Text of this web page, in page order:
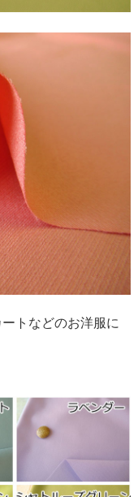
トなどのお洋服に